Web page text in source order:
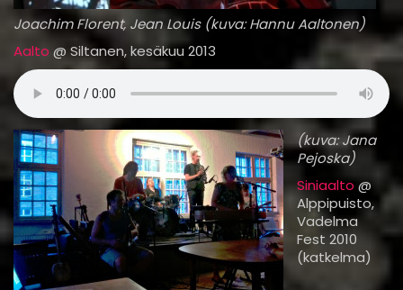
Joachim Florent, Jean Louis (kuva: Hannu Aaltonen)
Aalto @ Siltanen, kesäkuu 2013
(kuva: Jana
Pejoska)
Siniaalto @
Alppipuisto,
Vadelma
Fest 2010
(katkelma)